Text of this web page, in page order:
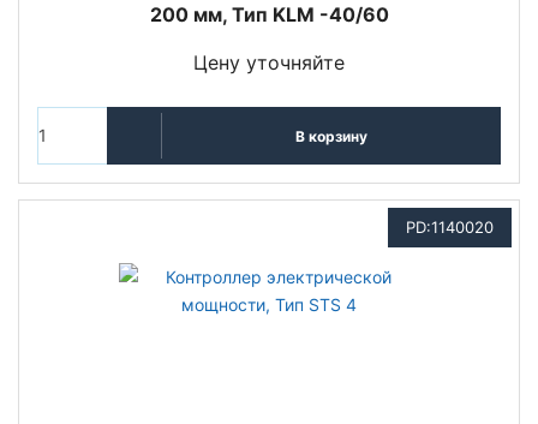
200 мм, Тип KLM -40/60
Цену уточняйте
В корзину
PD:1140020